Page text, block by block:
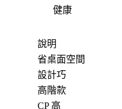
健康
說明
省桌面空間
設計巧
高階款
CP 高